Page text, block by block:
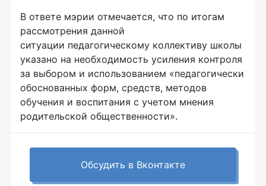
В ответе мэрии отмечается, что по итогам
рассмотрения данной
ситуации педагогическому коллективу школы
указано на необходимость усиления контроля
за выбором и использованием «педагогически
обоснованных форм, средств, методов
обучения и воспитания с учетом мнения
родительской общественности».
Обсудить в Вконтакте